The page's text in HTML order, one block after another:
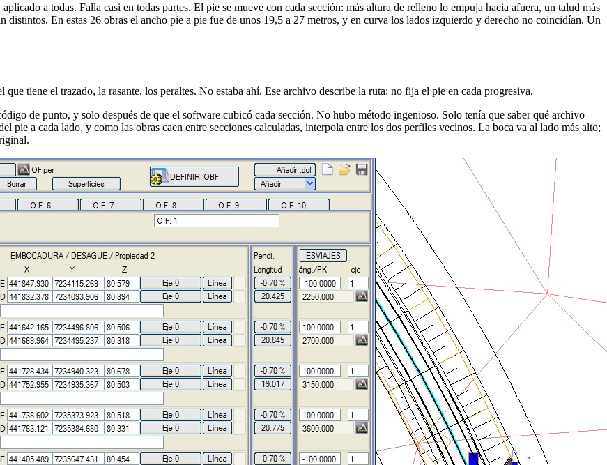
a todas. Falla casi en todas partes. El pie se mueve con cada sección: más altura de relleno lo empuja hacia afuera, un talud más
distintos. En estas 26 obras el ancho pie a pie fue de unos 19,5 a 27 metros, y en curva los lados izquierdo y derecho no coincidían. Un
tiene el trazado, la rasante, los peraltes. No estaba ahí. Ese archivo describe la ruta; no fija el pie en cada progresiva.
de punto, y solo después de que el software cubicó cada sección. No hubo método ingenioso. Solo tenía que saber qué archivo
pie a cada lado, y como las obras caen entre secciones calculadas, interpola entre los dos perfiles vecinos. La boca va al lado más alto;